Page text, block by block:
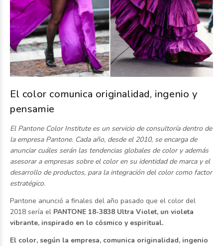
El color comunica originalidad, ingenio y
pensamie
El Pantone Color Institute es un servicio de consultoría dentro de
la empresa Pantone. Cada año, desde el 2010, se encarga de
anunciar cuáles serán las tendencias globales de color y además
asesorar a empresas sobre el color en su identidad de marca y el
desarrollo de productos, para la integración del color como factor
estratégico.
Pantone anunció a finales del año pasado que el color del
2018 sería el PANTONE 18-3838 Ultra Violet, un violeta
vibrante, inspirado en lo cósmico y espiritual.
El color, según la empresa, comunica originalidad, ingenio